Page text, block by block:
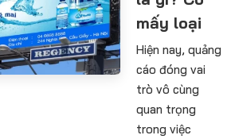
mấy loại
Hiện nay, quảng
cáo đóng vai
trò vô cùng
quan trọng
trong việc